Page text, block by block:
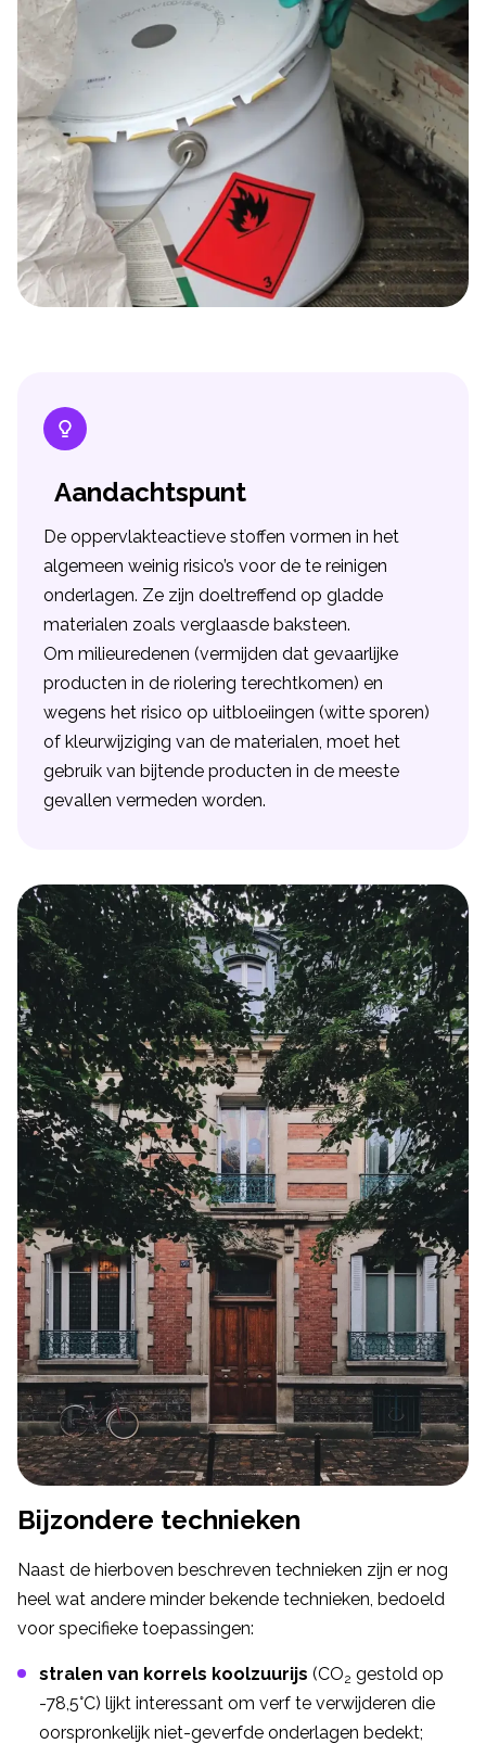
Aandachtspunt
De oppervlakteactieve stoffen vormen in het
algemeen weinig risico’s voor de te reinigen
onderlagen. Ze zijn doeltreffend op gladde
materialen zoals verglaasde baksteen.
Om milieuredenen (vermijden dat gevaarlijke
producten in de riolering terechtkomen) en
wegens het risico op uitbloeiingen (witte sporen)
of kleurwijziging van de materialen, moet het
gebruik van bijtende producten in de meeste
gevallen vermeden worden.
Bijzondere technieken
Naast de hierboven beschreven technieken zijn er nog
heel wat andere minder bekende technieken, bedoeld
voor specifieke toepassingen:
stralen van korrels koolzuurijs (CO2 gestold op
-78,5°C) lijkt interessant om verf te verwijderen die
oorspronkelijk niet-geverfde onderlagen bedekt;